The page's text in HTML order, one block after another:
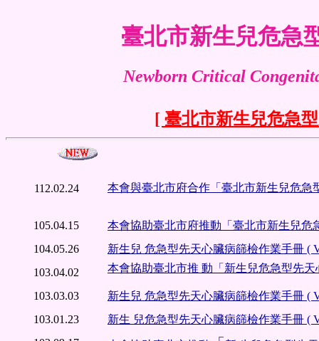
臺北市新生兒危急
Newborn Critical
[ 臺北市新生兒危急
112.02.24 本會與臺北市府合作「臺北市新生兒危
105.04.15
本會協助臺北市府推動「臺北市新生兒危
104.05.26
新生兒 危急型先天心臟病篩檢作業手冊 (
103.04.02
本會協助臺北市推 動「新生兒危急型先
103.03.03
新生兒 危急型先天心臟病篩檢作業手冊 (
103.01.23
新生 兒危急型先天心臟病篩檢作業手冊 (